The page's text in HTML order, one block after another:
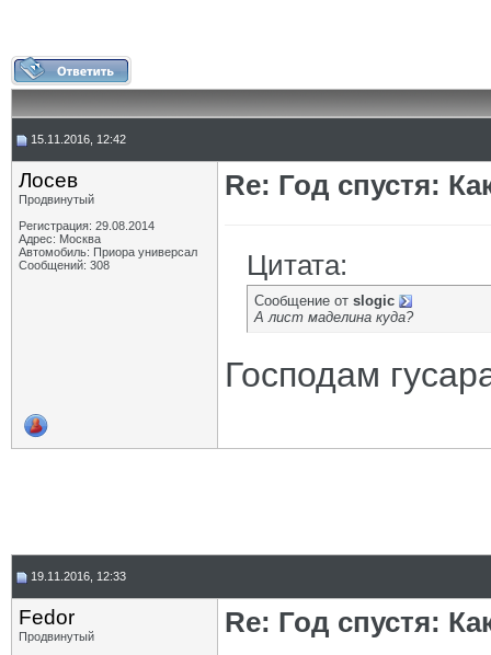
15.11.2016, 12:42
Лосев
Продвинутый
Регистрация: 29.08.2014
Адрес: Москва
Автомобиль: Приора универсал
Сообщений: 308
Re: Год спустя:
Цитата:
Сообщение от slogic
А лист маделина куда?
Господам
19.11.2016, 12:33
Fedor
Продвинутый
Re: Год спустя: